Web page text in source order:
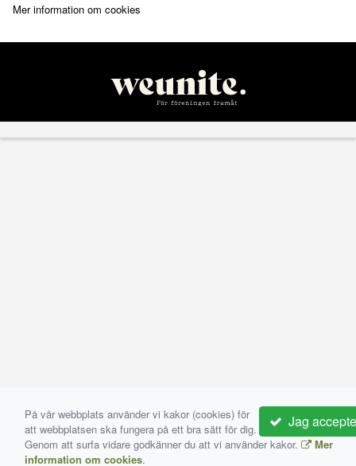
Mer information om cookies
Jag
På vår webbplats använder vi kakor (cookies) för
att webbplatsen ska fungera på ett bra sätt för dig.
Genom att surfa vidare godkänner du att vi använder kakor.
Mer
information om cookies.